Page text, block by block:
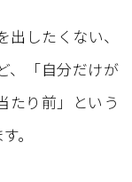
したくない、
、「自分だけが
たり前」という
。